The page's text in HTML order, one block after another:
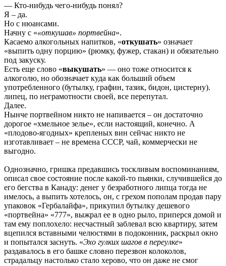
— Кто-нибудь чего-нибудь понял?
Я – да.
Но с нюансами.
Начну с ««откушав» портвейна».
Касаемо алкогольных напитков, «откушать» означает
«выпить одну порцию» (рюмку, фужер, стакан) и обязательно
под закуску.
Есть еще слово «выкушать» — оно тоже относится к
алкоголю, но обозначает куда как больший объем
употребленного (бутылку, графин, тазик, бидон, цистерну).
липец, по неграмотности своей, все перепутал.
Далее.
Нынче портвейном никто не напивается – он достаточно
дорогое «хмельное зелье», если настоящий, конечно. А
«плодово-ягодных» крепленых вин сейчас никто не
изготавливает – не времена СССР, чай, коммерчески не
выгодно.
Однозначно, гришка предавшись тоскливым воспоминаниям,
описал свое состояние после какой-то пьянки, случившейся до
его бегства в Канаду: денег у безработного липца тогда не
имелось, а выпить хотелось, он, с грехом пополам продав пару
упаковок «Гербалайфа», прикупил бутылку дешевого
«портвейна» «777», выжрал ее в одно рыло, приперся домой и
там ему поплохело: несчастный заблевал всю квартиру, затем
вцепился вставными челюстями в подоконник, раскрыл окно
и попытался заснуть. «Эхо гулких шагов в переулке»
раздавалось в его башке словно перезвон колоколов,
страдальцу настолько стало херово, что он даже не смог